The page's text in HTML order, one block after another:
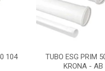
104
TUBO ESG PRIM
KRONA - AB